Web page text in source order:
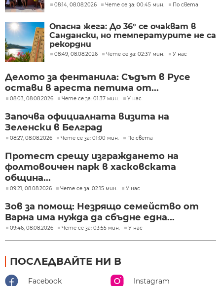
08:14, 08.08.2026 Чете се за: 00:45 мин. По света
Опасна жега: До 36° се очакват в
Сандански, но температурите не са
рекордни
08:49, 08.08.2026 Чете се за: 02:37 мин. У нас
Делото за фентанила: Съдът в Русе
остави в ареста петима от...
08:03, 08.08.2026 Чете се за: 01:37 мин. У нас
Започва официалната визита на
Зеленски в Белград
08:27, 08.08.2026 Чете се за: 01:00 мин. По света
Протест срещу изграждането на
фолтовоичен парк в хасковската
община...
09:21, 08.08.2026 Чете се за: 02:15 мин. У нас
Зов за помощ: Незрящо семейство от
Варна има нужда да сбъдне една...
09:46, 08.08.2026 Чете се за: 03:55 мин. У нас
ПОСЛЕДВАЙТЕ НИ В
Facebook Instagram